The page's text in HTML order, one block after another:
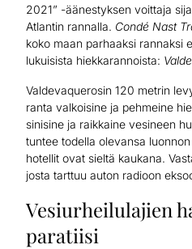
2021” -äänestyksen voittaja
Atlantin rannalla. Condé Nast
koko maan parhaaksi rannaksi
lukuisista hiekkarannoista:
Valdevaquerosin 120 metrin
ranta valkoisine ja pehmeine
sinisine ja raikkaine vesineen
tuntee todella olevansa
hotellit ovat sieltä kaukana.
josta tarttuu auton radioon
Vesiurheilulajien
paratiisi